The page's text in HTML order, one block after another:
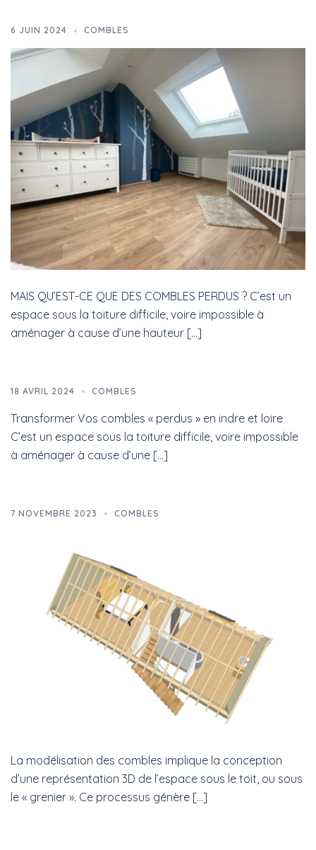
6 JUIN 2024 COMBLES
MAIS QU’EST-CE QUE DES COMBLES PERDUS ? C’est un
espace sous la toiture difficile, voire impossible à
aménager à cause d’une hauteur […]
18 AVRIL 2024 COMBLES
Transformer Vos combles « perdus » en indre et loire
C’est un espace sous la toiture difficile, voire impossible
à aménager à cause d’une […]
7 NOVEMBRE 2023 COMBLES
La modélisation des combles implique la conception
d’une représentation 3D de l’espace sous le toit, ou sous
le « grenier ». Ce processus génère […]